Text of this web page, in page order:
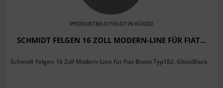
SCHMIDT FELGEN 16 ZOLL MODERN-LINE FÜR FIAT...
Schmidt Felgen 16 Zoll Modern-Line für Fiat Bravo Typ182, GlossBlack.